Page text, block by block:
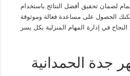
لضمان تحقيق أفضل النتائج.باستخدام
الحصول على مساعدة فعالة وموثوقة
في إدارة المهام المنزلية بكل يسر
جدة الحمدانية